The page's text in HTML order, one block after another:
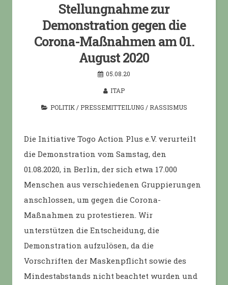
Stellungnahme zur
Demonstration gegen die
Corona-Maßnahmen am 01.
August 2020
05.08.20
ITAP
POLITIK/ PRESSEMITTEILUNG / RASSISMUS
Die Initiative Togo Action Plus e.V. verurteilt
die Demonstration vom Samstag, den
01.08.2020, in Berlin, der sich etwa 17.000
Menschen aus verschiedenen Gruppierungen
anschlossen, um gegen die Corona-
Maßnahmen zu protestieren. Wir
unterstützen die Entscheidung, die
Demonstration aufzulösen, da die
Vorschriften der Maskenpflicht sowie des
Mindestabstands nicht beachtet wurden und